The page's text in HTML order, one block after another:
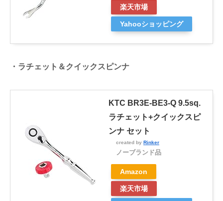
楽天市場
Yahooショッピング
・ラチェット＆クイックスピンナ
KTC BR3E-BE3-Q 9.5sq.
ラチェット+クイックスピ
ンナ セット
created by Rinker
ノーブランド品
Amazon
楽天市場